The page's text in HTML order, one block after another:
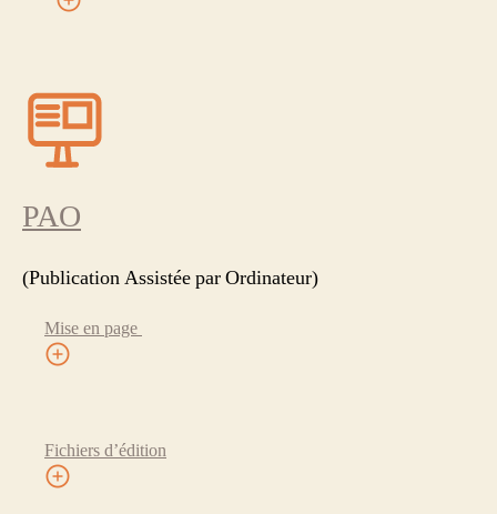
PAO
(Publication Assistée par Ordinateur)
Mise en page
Fichiers d’édition